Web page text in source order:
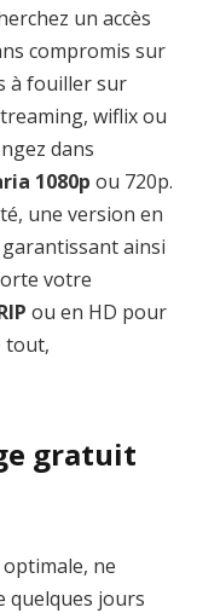
un accès
compromis sur
à fouiller sur
wiflix ou
dans
1080p ou 720p.
une version en
ainsi
votre
ou en HD pour
tout,
gratuit
ne
quelques jours